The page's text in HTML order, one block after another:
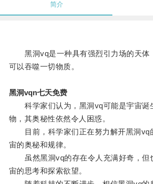
简介
黑洞vq是一种具有强烈引力场的天体
可以吞噬一切物质。
黑洞vqn七天免费
科学家们认为，黑洞vq可能是宇宙诞
物，其奥秘性依然令人困惑。
目前，科学家们正在努力解开黑洞vq
宙的奥秘和规律。
虽然黑洞vq的存在令人充满好奇，但
宙的思考和探索欲望。